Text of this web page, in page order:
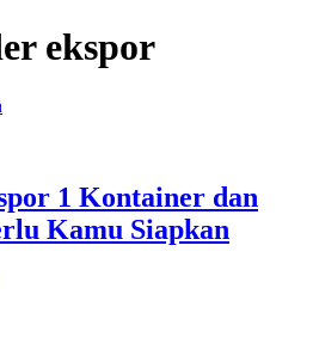
ekspor
1 Kontainer dan
Kamu Siapkan